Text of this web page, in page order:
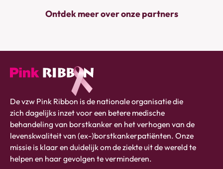
Ontdek meer over onze partners
Pink
ribbon
logo
-
link
naar
De vzw Pink Ribbon is de nationale organisatie die
zich dagelijks inzet voor een betere medische
behandeling van borstkanker en het verhogen van de
levenskwaliteit van (ex-)borstkankerpatiënten. Onze
missie is klaar en duidelijk om de ziekte uit de wereld te
helpen en haar gevolgen te verminderen.